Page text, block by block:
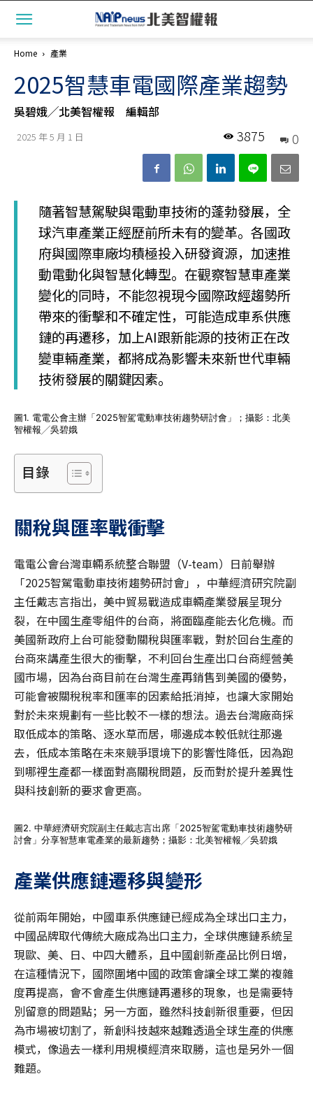
Home 產業
2025智慧車電國際產業趨勢
吳碧娥╱北美智權報 編輯部
2025 年 5 月 1 日 0
3875
隨著智慧駕駛與電動車技術的蓬勃發展，全
球汽車產業正經歷前所未有的變革。各國政
府與國際車廠均積極投入研發資源，加速推
動電動化與智慧化轉型。在觀察智慧車產業
變化的同時，不能忽視現今國際政經趨勢所
帶來的衝擊和不確定性，可能造成車系供應
鏈的再遷移，加上AI跟新能源的技術正在改
變車輛產業，都將成為影響未來新世代車輛
技術發展的關鍵因素。
圖1. 電電公會主辦「2025智駕電動車技術趨勢研討會」；攝影：北美
智權報╱吳碧娥
目錄
關稅與匯率戰衝擊
電電公會台灣車輛系統整合聯盟（V-team）日前舉辦
「2025智駕電動車技術趨勢研討會」，中華經濟研究院副
主任戴志言指出，美中貿易戰造成車輛產業發展呈現分
裂，在中國生產零組件的台商，將面臨產能去化危機。而
美國新政府上台可能發動關稅與匯率戰，對於回台生產的
台商來講產生很大的衝擊，不利回台生產出口台商經營美
國市場，因為台商目前在台灣生產再銷售到美國的優勢，
可能會被關稅稅率和匯率的因素給抵消掉，也讓大家開始
對於未來規劃有一些比較不一樣的想法。過去台灣廠商採
取低成本的策略、逐水草而居，哪邊成本較低就往那邊
去，低成本策略在未來競爭環境下的影響性降低，因為跑
到哪裡生產都一樣面對高關稅問題，反而對於提升差異性
與科技創新的要求會更高。
圖2. 中華經濟研究院副主任戴志言出席「2025智駕電動車技術趨勢研
討會」分享智慧車電產業的最新趨勢；攝影：北美智權報╱吳碧娥
產業供應鏈遷移與變形
從前兩年開始，中國車系供應鏈已經成為全球出口主力，
中國品牌取代傳統大廠成為出口主力，全球供應鏈系統呈
現歐、美、日、中四大體系，且中國創新產品比例日增，
在這種情況下，國際圍堵中國的政策會讓全球工業的複雜
度再提高，會不會產生供應鏈再遷移的現象，也是需要特
別留意的問題點；另一方面，雖然科技創新很重要，但因
為市場被切割了，新創科技越來越難透過全球生產的供應
模式，像過去一樣利用規模經濟來取勝，這也是另外一個
難題。